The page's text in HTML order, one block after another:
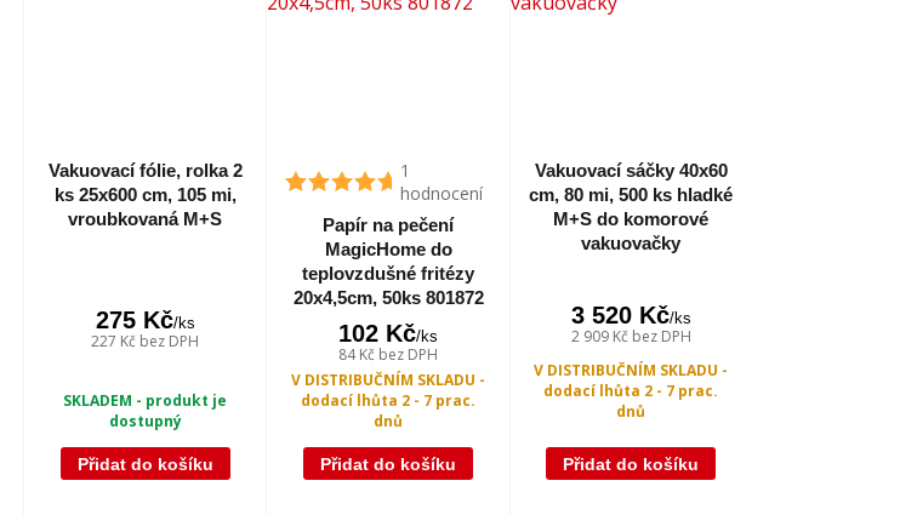
Vakuovací fólie, rolka 2
ks 25x600 cm, 105 mi,
vroubkovaná M+S
275 Kč/ks
227 Kč bez DPH
SKLADEM - produkt je
dostupný
Přidat do košíku
1
hodnocení
Papír na pečení
MagicHome do
teplovzdušné fritézy
20x4,5cm, 50ks 801872
102 Kč/ks
84 Kč bez DPH
V DISTRIBUČNÍM SKLADU -
dodací lhůta 2 - 7 prac.
dnů
Přidat do košíku
Vakuovací sáčky 40x60
cm, 80 mi, 500 ks hladké
M+S do komorové
vakuovačky
3 520 Kč/ks
2 909 Kč bez DPH
V DISTRIBUČNÍM SKLADU -
dodací lhůta 2 - 7 prac.
dnů
Přidat do košíku